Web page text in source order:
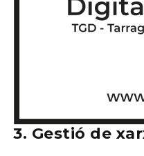
3. Gestió de